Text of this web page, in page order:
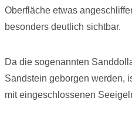
Oberfläche etwas
besonders deutlich sichtbar.
Da die sogenannten
Sandstein geborgen werden,
mit eingeschlossenen